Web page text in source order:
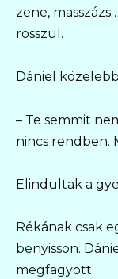
zene,
rosszul.
Dániel
– Te semmit
nincs rendben.
Elindultak a
Rékának csak
benyisson.
megfagyott.